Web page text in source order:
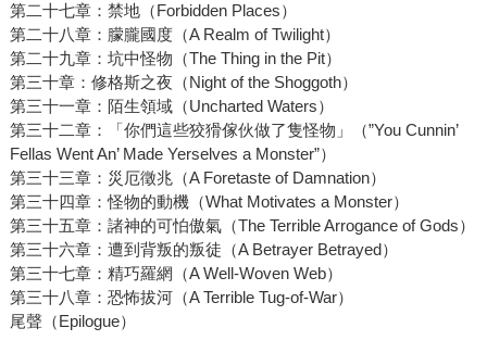
第二十七章：禁地（Forbidden Places）
第二十八章：朦朧國度（A Realm of Twilight）
第二十九章：坑中怪物（The Thing in the Pit）
第三十章：修格斯之夜（Night of the Shoggoth）
第三十一章：陌生領域（Uncharted Waters）
第三十二章：「你們這些狡猾傢伙做了隻怪物」（”You Cunnin’
Fellas Went An’ Made Yerselves a Monster”）
第三十三章：災厄徵兆（A Foretaste of Damnation）
第三十四章：怪物的動機（What Motivates a Monster）
第三十五章：諸神的可怕傲氣（The Terrible Arrogance of Gods）
第三十六章：遭到背叛的叛徒（A Betrayer Betrayed）
第三十七章：精巧羅網（A Well-Woven Web）
第三十八章：恐怖拔河（A Terrible Tug-of-War）
尾聲（Epilogue）